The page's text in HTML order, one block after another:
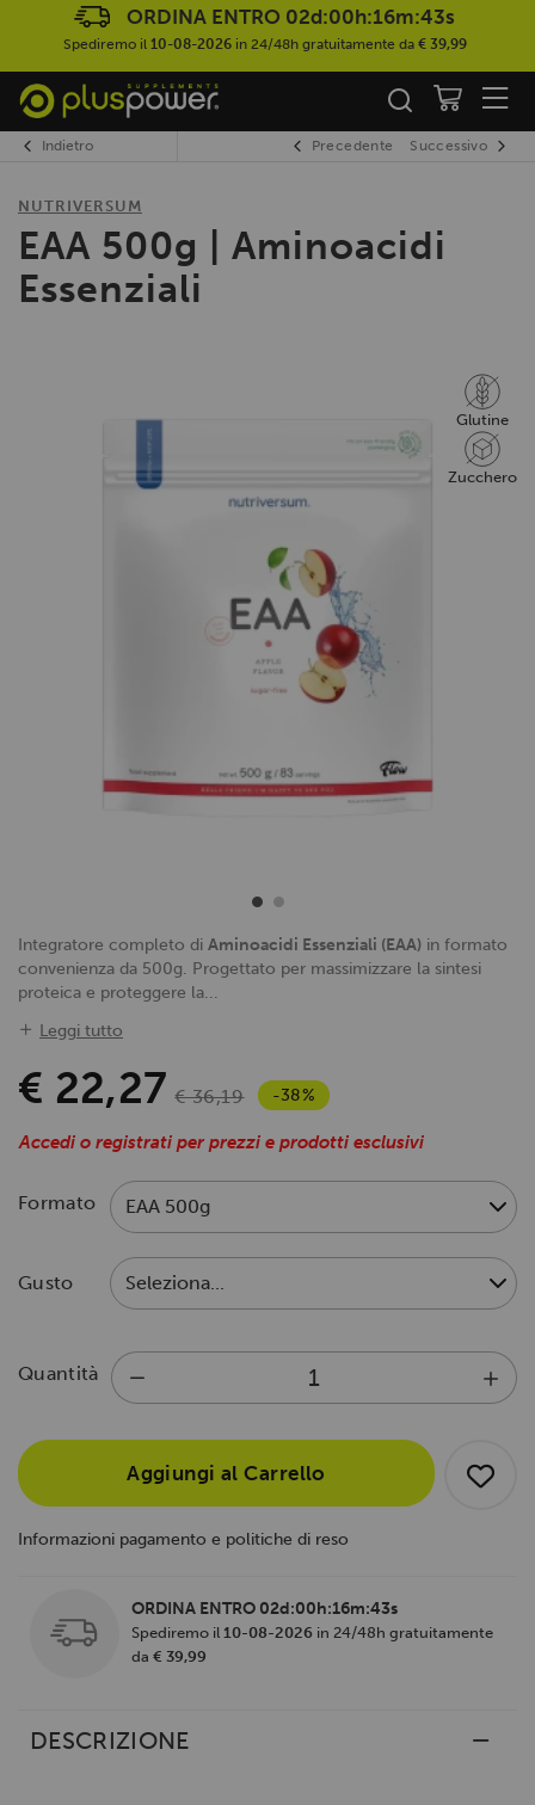
ORDINA ENTRO 02d:00h:16m:42s
Spediremo il 10-08-2026in 24/48h gratuitamente da € 39,99
Indietro Precedente Successivo
NUTRIVERSUM
EAA 500g | Aminoacidi
Essenziali
Glutine
Zucchero
Integratore completo di Aminoacidi Essenziali (EAA) in formato
convenienza da 500g. Progettato per massimizzare la sintesi
proteica e proteggere la...
Leggi tutto
€ 22,27 € 36,19 -38%
Accedi o registrati per prezzi e prodotti esclusivi
Formato
Gusto
Quantità
Aggiungi al Carrello
Informazioni pagamento e politiche di reso
ORDINA ENTRO 02d:00h:16m:42s
Spediremo il 10-08-2026 in 24/48h gratuitamente
da € 39,99
DESCRIZIONE